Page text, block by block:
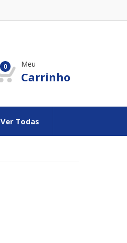
0 Meu
Carrinho
Ver Todas